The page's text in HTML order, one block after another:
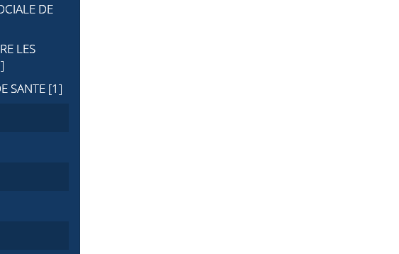
DE SANTE
DE
INEGALITES
LES
SANTE [1]